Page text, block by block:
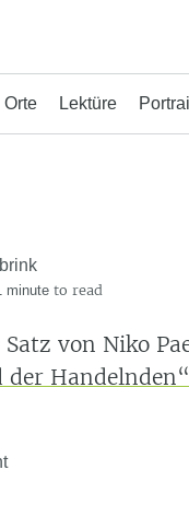
Orte Lektüre
minute to read
von Niko
der Handelnden“